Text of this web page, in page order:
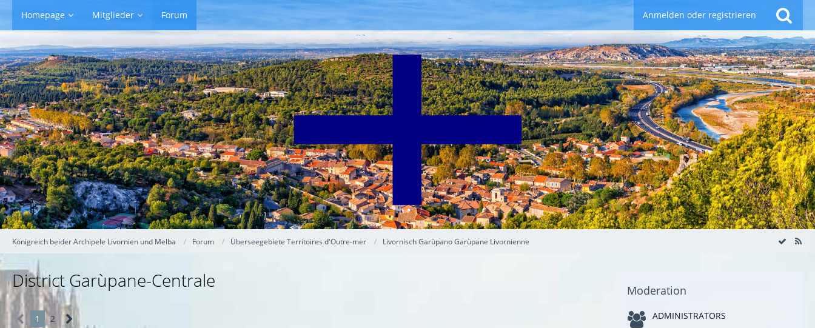
Homepage Mitglieder Forum Anmelden oder registrieren
Königreich beider Archipele Livornien und Melba Forum Überseegebiete Territoires d'Outre-mer Livornisch Garùpano Garùpane Livornienne
District Garùpane-Centrale
1 2
Moderation
ADMINISTRATORS